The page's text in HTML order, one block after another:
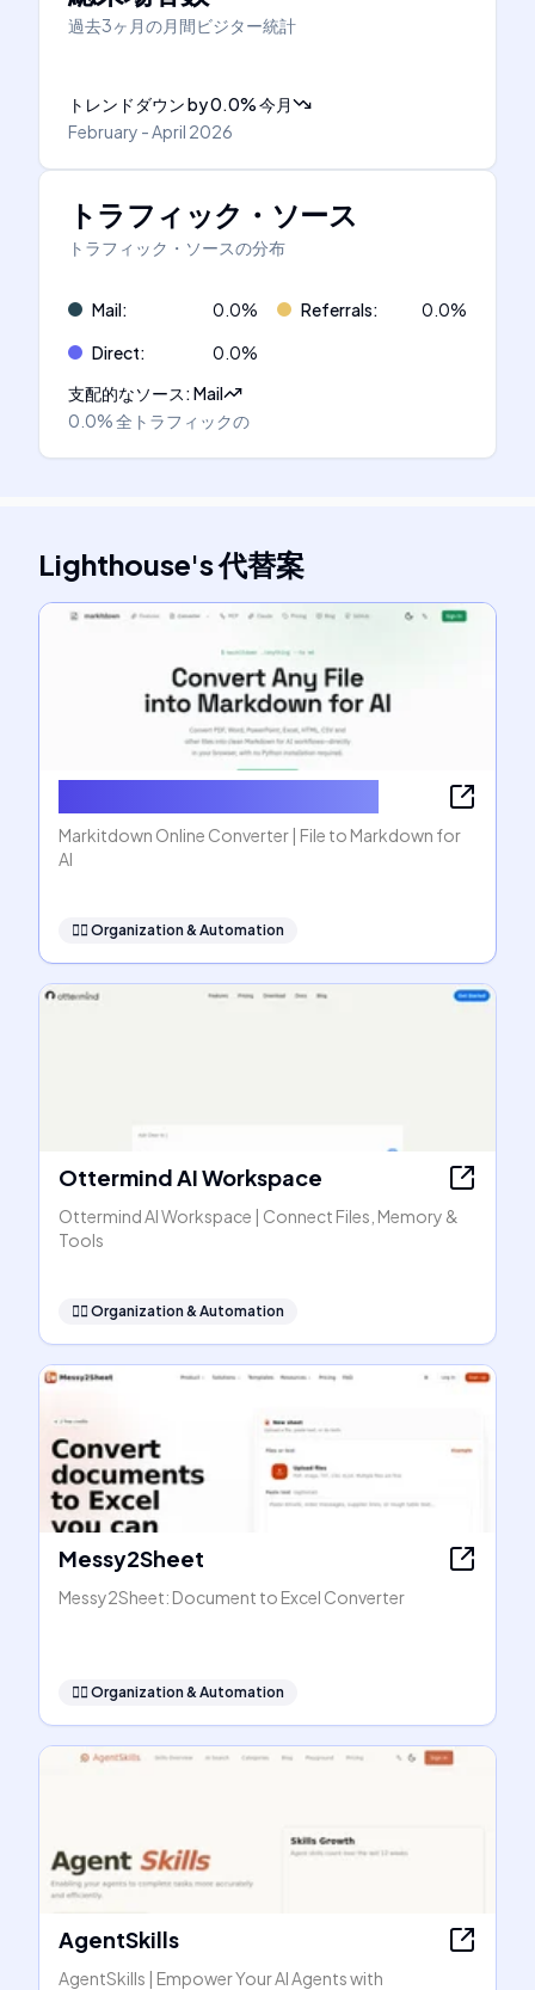
過去3ヶ月の月間ビジター統計
トレンドダウンby0.0%今月
February - April 2026
トラフィック・ソース
トラフィック・ソースの分布
Mail: 0.0% Referrals: 0.0%
Direct: 0.0%
支配的なソース:Mail
0.0%全トラフィックの
Lighthouse's代替案
Markitdown Online Converter | File to Markdown for
AI
🧞‍♂️ Organization & Automation
Ottermind AI Workspace
Ottermind AI Workspace | Connect Files, Memory &
Tools
🧞‍♂️ Organization & Automation
Messy2Sheet
Messy2Sheet: Document to Excel Converter
🧞‍♂️ Organization & Automation
AgentSkills
AgentSkills | Empower Your AI Agents with